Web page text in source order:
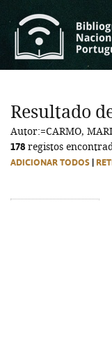
Resultado
Autor:=CARMO,
178 registos
ADICIONAR TODOS